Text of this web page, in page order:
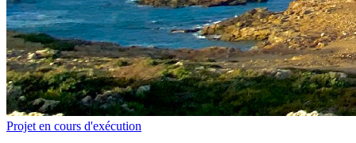
Projet en cours d'exécution